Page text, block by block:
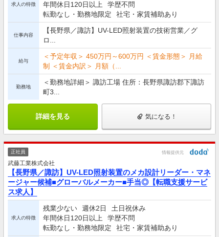
求人の特徴
年間休日120日以上
学歴不問
転勤なし・勤務地限定
社宅・家賃補助あり
仕事内容
【長野県／諏訪】UV-LED照射装置の技術営業／グ
ロ...
給与
＜予定年収＞ 450万円～600万円 ＜賃金形態＞ 月給
制 ＜賃金内訳＞ 月額（...
勤務地
＜勤務地詳細＞ 諏訪工場 住所：長野県諏訪郡下諏訪
町3...
詳細を見る 気になる！
正社員 情報提供元
武藤工業株式会社
【長野県／諏訪】UV-LED照射装置のメカ設計リーダー・マネ
ージャー候補■グローバルメーカー■手当◎【転職支援サービ
ス求人】
求人の特徴
残業少ない 週休2日
土日祝休み
年間休日120日以上
学歴不問
転勤なし・勤務地限定
社宅・家賃補助あり